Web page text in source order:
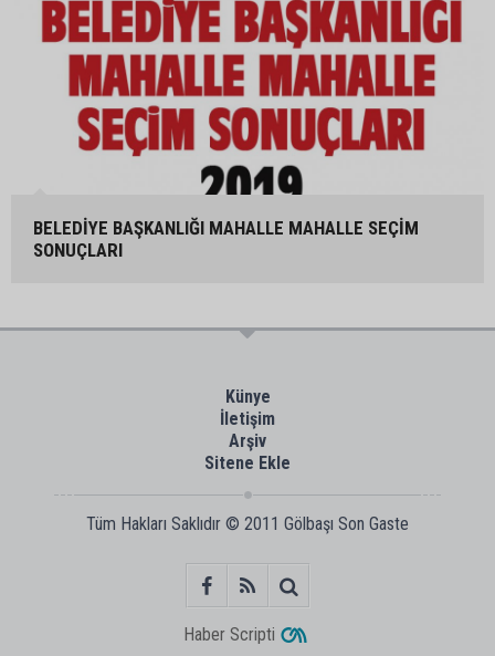
BELEDİYE BAŞKANLIĞI MAHALLE MAHALLE SEÇİM
SONUÇLARI
Künye
İletişim
Arşiv
Sitene Ekle
Tüm Hakları Saklıdır © 2011 Gölbaşı Son Gaste
Haber Scripti